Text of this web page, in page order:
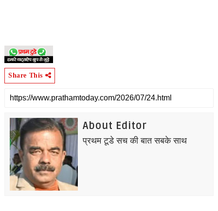
Share This
About Editor
प्रथम टूडे सच की बात सबके साथ